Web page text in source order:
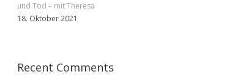
und Tod – mit Theresa
18. Oktober 2021
Recent Comments